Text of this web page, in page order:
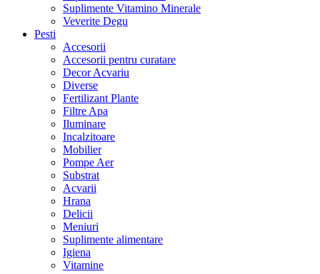
Suplimente Vitamino Minerale
Veverite Degu
Pesti
Accesorii
Accesorii pentru curatare
Decor Acvariu
Diverse
Fertilizant Plante
Filtre Apa
Iluminare
Incalzitoare
Mobilier
Pompe Aer
Substrat
Acvarii
Hrana
Delicii
Meniuri
Suplimente alimentare
Igiena
Vitamine